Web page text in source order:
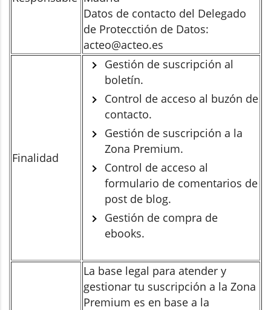
Datos de contacto del Delegado
de Protecctión de Datos:
acteo@acteo.es
Finalidad
Gestión de suscripción al
boletín.
Control de acceso al buzón de
contacto.
Gestión de suscripción a la
Zona Premium.
Control de acceso al
formulario de comentarios de
post de blog.
Gestión de compra de
ebooks.
La base legal para atender y
gestionar tu suscripción a la Zona
Premium es en base a la